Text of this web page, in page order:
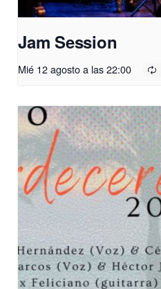
Jam Session
Mié 12 agosto a las 22:00